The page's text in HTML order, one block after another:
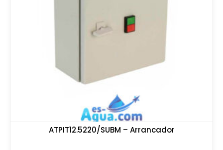
ATPIT12.5220/SUBM – Arrancador